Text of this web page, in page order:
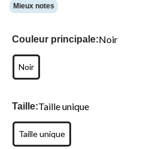
Mieux notes
Couleur principale:Noir
Noir
Taille:Taille unique
Taille unique